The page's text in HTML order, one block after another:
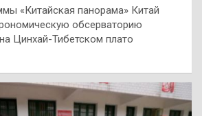
«Китайская панорама» Китай
обсерваторию
Цинхай-Тибетском плато